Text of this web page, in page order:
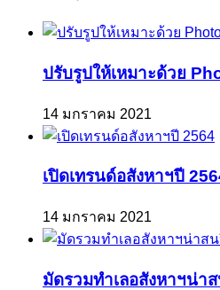
ปรับรูปให้เหมาะด้วย
14 มกราคม 2021
เปิดเทรนด์อสังหาฯปี
14 มกราคม 2021
มัดรวมทำเลอสังหาฯน่า